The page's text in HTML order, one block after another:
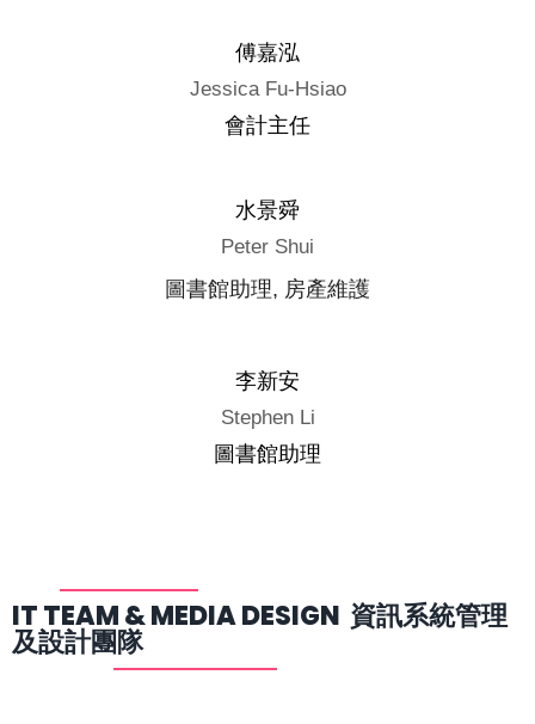
傅嘉泓
Jessica Fu-Hsiao
會計主任
水景舜
Peter Shui
圖書館助理, 房產維護
李新安
Stephen Li
圖書館助理
IT TEAM & MEDIA DESIGN 資訊系統管理
及設計團隊